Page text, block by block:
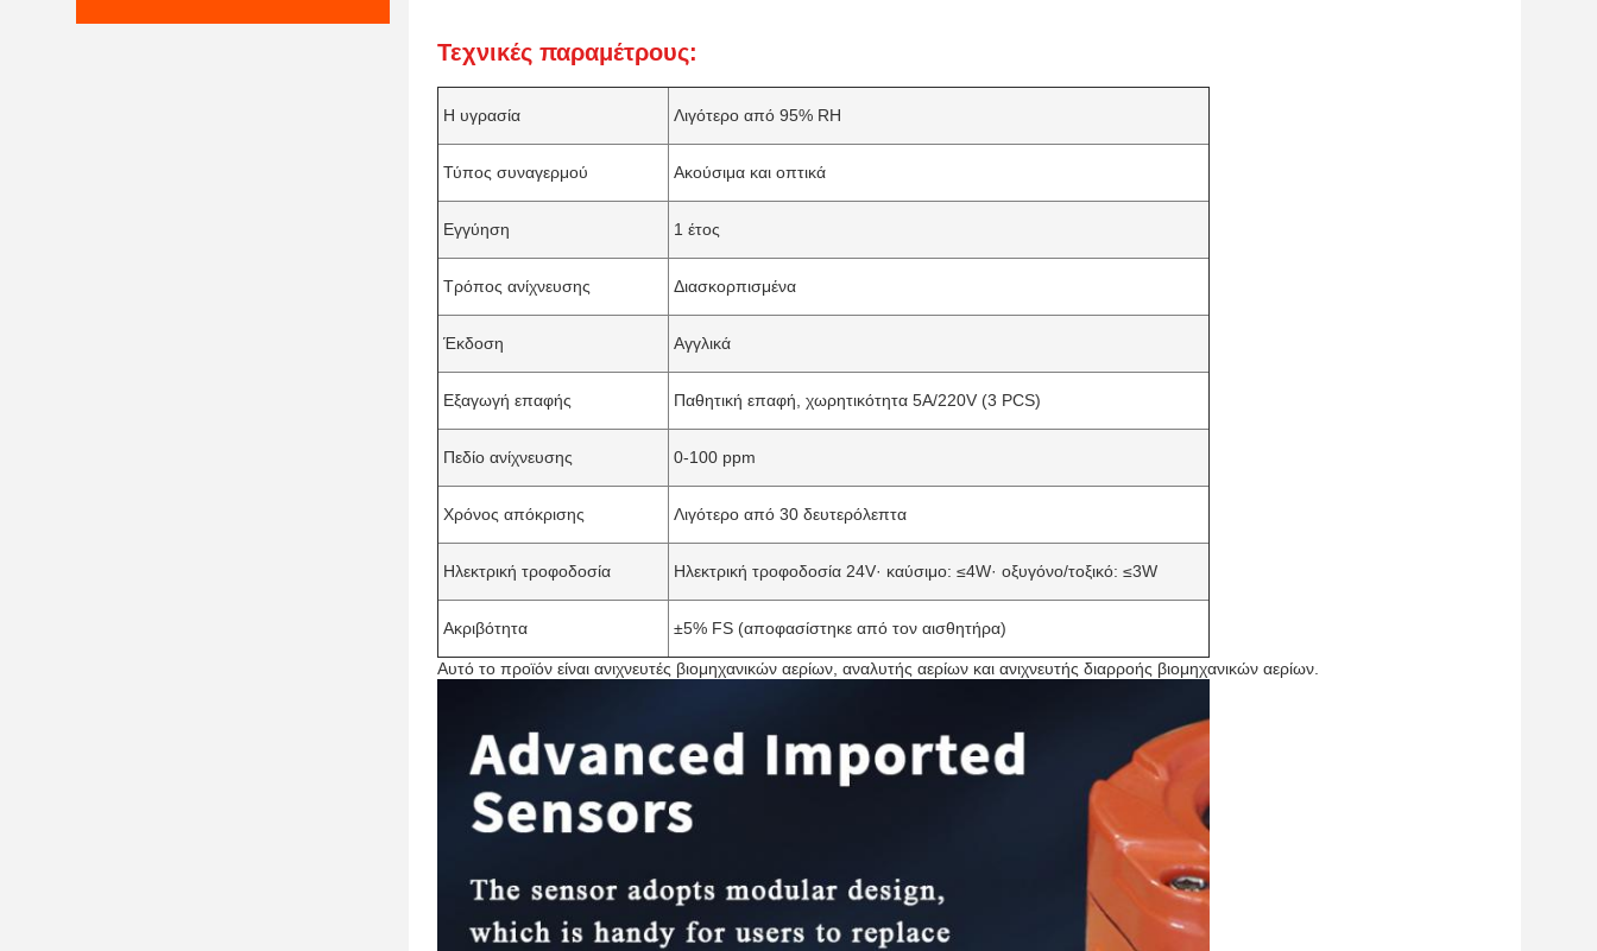
Τεχνικές παραμέτρους:
Η υγρασία Λιγότερο από 95% RH
Τύπος συναγερμού Ακούσιμα και οπτικά
Εγγύηση 1 έτος
Τρόπος ανίχνευσης Διασκορπισμένα
Έκδοση Αγγλικά
Εξαγωγή επαφής Παθητική επαφή, χωρητικότητα 5A/220V (3 PCS)
Πεδίο ανίχνευσης 0-100 ppm
Χρόνος απόκρισης Λιγότερο από 30 δευτερόλεπτα
Ηλεκτρική τροφοδοσία Ηλεκτρική τροφοδοσία 24V· καύσιμο: ≤4W· οξυγόνο/τοξικό: ≤3W
Ακριβότητα ±5% FS (αποφασίστηκε από τον αισθητήρα)
Αυτό το προϊόν είναι ανιχνευτές βιομηχανικών αερίων, αναλυτής αερίων και ανιχνευτής διαρροής βιομηχανικών αερίων.